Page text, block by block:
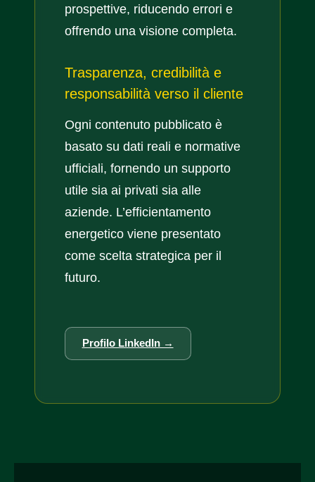
prospettive, riducendo errori e
offrendo una visione completa.
Trasparenza, credibilità e
responsabilità verso il cliente
Ogni contenuto pubblicato è
basato su dati reali e normative
ufficiali, fornendo un supporto
utile sia ai privati sia alle
aziende. L’efficientamento
energetico viene presentato
come scelta strategica per il
futuro.
Profilo LinkedIn →